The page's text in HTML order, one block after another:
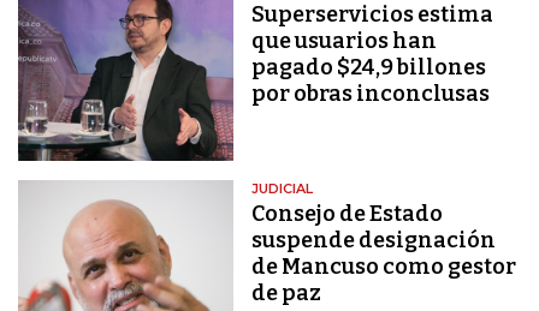
Superservicios estima
que usuarios han
pagado $24,9 billones
por obras inconclusas
JUDICIAL
Consejo de Estado
suspende designación
de Mancuso como gestor
de paz